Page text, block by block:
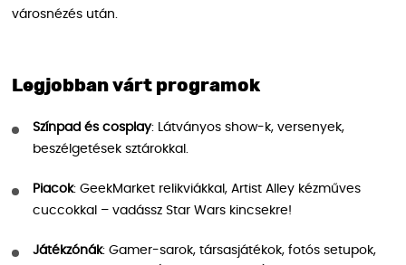
városnézés után.
Legjobban várt programok
Színpad és cosplay: Látványos show-k, versenyek,
beszélgetések sztárokkal.
Piacok: GeekMarket relikviákkal, Artist Alley kézműves
cuccokkal – vadássz Star Wars kincsekre!
Játékzónák: Gamer-sarok, társasjátékok, fotós setupok,